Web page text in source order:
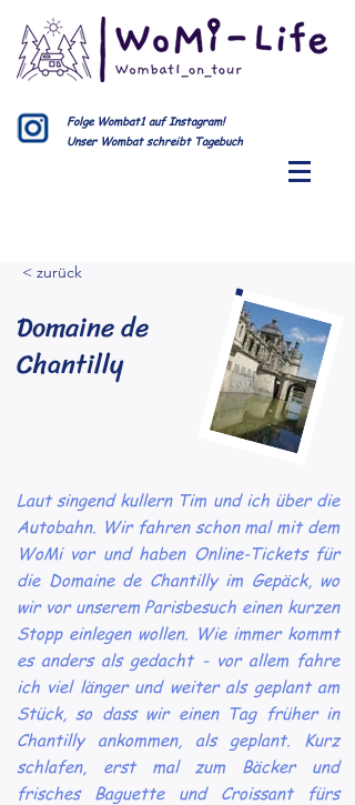
Folge Wombat1 auf Instagram!
Unser Wombat schreibt Tagebuch
< zurück
Domaine de
Chantilly
Laut singend kullern Tim und ich über die
Autobahn. Wir fahren schon mal mit dem
WoMi vor und haben Online-Tickets für
die Domaine de Chantilly im Gepäck, wo
wir vor unserem Parisbesuch einen kurzen
Stopp einlegen wollen. Wie immer kommt
es anders als gedacht - vor allem fahre
ich viel länger und weiter als geplant am
Stück, so dass wir einen Tag früher in
Chantilly ankommen, als geplant. Kurz
schlafen, erst mal zum Bäcker und
frisches Baguette und Croissant fürs